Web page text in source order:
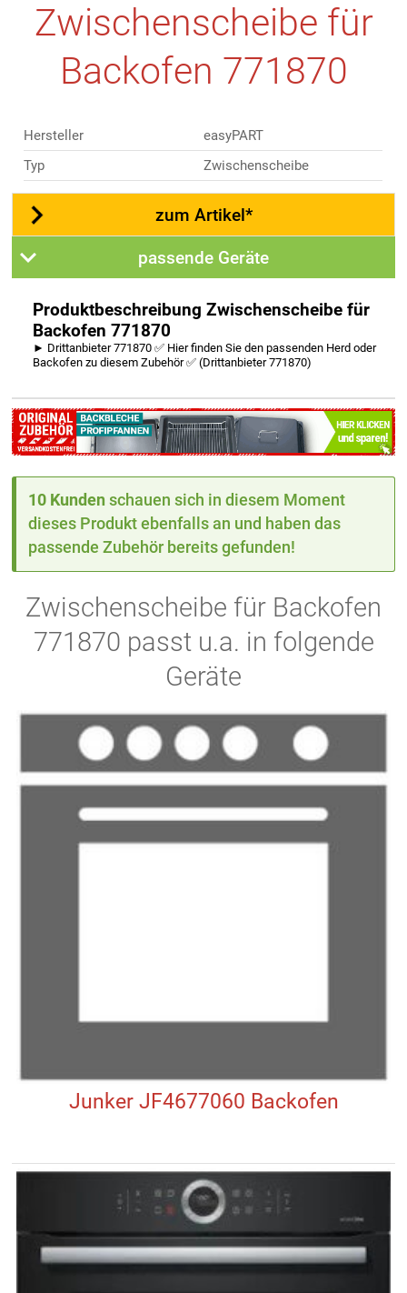
Zwischenscheibe für
Backofen 771870
Hersteller
easyPART
Typ
Zwischenscheibe
zum Artikel*
passende Geräte
Produktbeschreibung Zwischenscheibe für
Backofen 771870
► Drittanbieter 771870 ✅ Hier finden Sie den passenden Herd oder
Backofen zu diesem Zubehör ✅ (Drittanbieter 771870)
10 Kunden schauen sich in diesem Moment
dieses Produkt ebenfalls an und haben das
passende Zubehör bereits gefunden!
Zwischenscheibe für Backofen
771870 passt u.a. in folgende
Geräte
Junker JF4677060 Backofen